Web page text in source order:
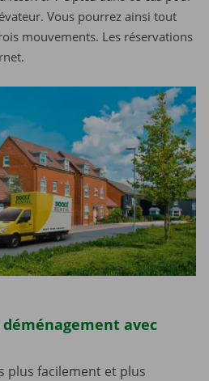
Vous pourrez ainsi tout
mouvements. Les réservations
avec
plus facilement et plus